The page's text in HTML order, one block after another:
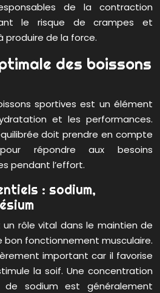
de la contraction
le risque de crampes et
produire de la force.
des boissons
sportives est un élément
et les performances.
doit prendre en compte
répondre aux besoins
pendant l’effort.
: sodium,
rôle vital dans le maintien de
bon fonctionnement musculaire.
important car il favorise
la soif. Une concentration
sodium est généralement